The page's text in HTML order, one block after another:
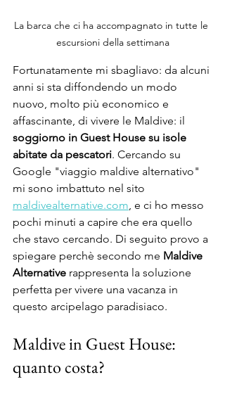
La barca che ci ha accompagnato in tutte le
escursioni della settimana
Fortunatamente mi sbagliavo: da alcuni
anni si sta diffondendo un modo
nuovo, molto più economico e
affascinante, di vivere le Maldive: il
soggiorno in Guest House su isole
abitate da pescatori. Cercando su
Google "viaggio maldive alternativo"
mi sono imbattuto nel sito
maldivealternative.com, e ci ho messo
pochi minuti a capire che era quello
che stavo cercando. Di seguito provo a
spiegare perchè secondo me Maldive
Alternative rappresenta la soluzione
perfetta per vivere una vacanza in
questo arcipelago paradisiaco.
Maldive in Guest House:
quanto costa?